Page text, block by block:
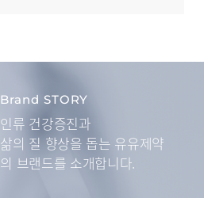
Brand STORY
인류 건강증진과
삶의 질 향상을 돕는 유유제약
의 브랜드를 소개합니다.